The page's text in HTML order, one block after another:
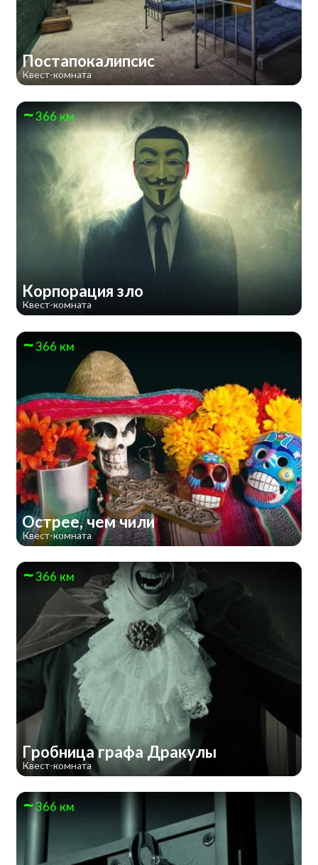
Постапокалипсис
Квест-комната
366 км
Корпорация зло
Квест-комната
366 км
Острее, чем чили
Квест-комната
366 км
Гробница графа Дракулы
Квест-комната
366 км